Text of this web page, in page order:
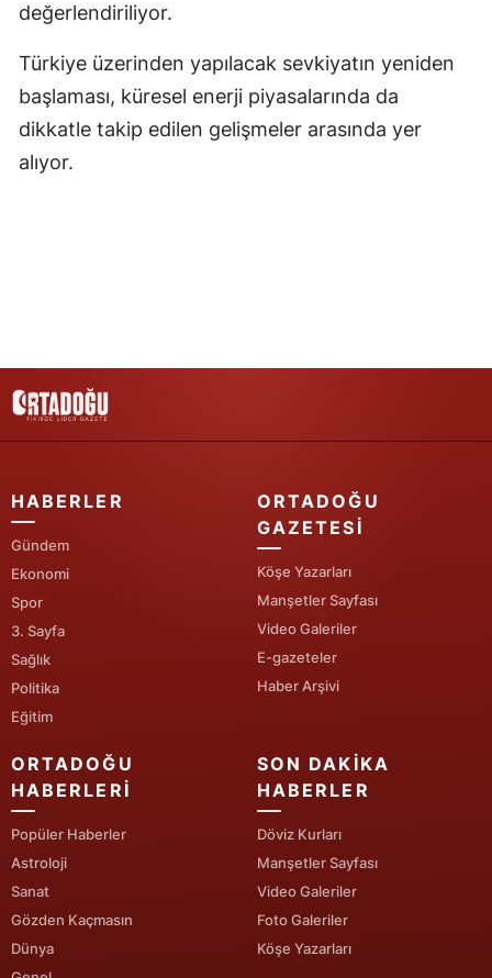
Siirt
Sinop
Uşak
Yozgat
Zonguldak
Bayburt
Batman
Şırnak
Bartın
Ardahan
değerlendiriliyor.
Türkiye üzerinden yapılacak sevkiyatın yeniden
başlaması, küresel enerji piyasalarında da
dikkatle takip edilen gelişmeler arasında yer
alıyor.
HABERLER
Gündem
Ekonomi
Spor
3. Sayfa
Sağlık
Politika
Eğitim
ORTADOĞU
GAZETESI
Köşe Yazarları
Manşetler Sayfası
Video Galeriler
E-gazeteler
Haber Arşivi
ORTADOĞU
HABERLERI
Popüler Haberler
Astroloji
Sanat
Gözden Kaçmasın
Dünya
SON DAKIKA
HABERLER
Döviz Kurları
Manşetler Sayfası
Video Galeriler
Foto Galeriler
Köşe Yazarları